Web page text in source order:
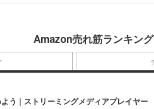
Amazon売れ筋ランキング
う | ストリーミングメディアプレイヤー